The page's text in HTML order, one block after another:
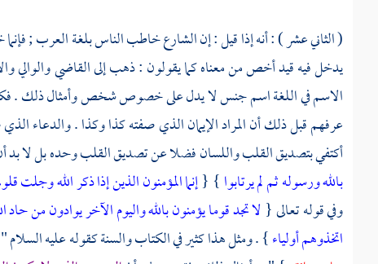
( الثاني عشر ) : أنه إذا قيل : إن الشارع خاطب الناس بلغةالعرب;
يدخل فيه قيد أخص من معناه كما يقولون : ذهب إلى القاضي والوالي
الاسم في اللغة اسم جنس لا يدل على خصوص شخص وأمثال ذلك . فكذلك
عرفهم قبل ذلك أن المراد الإيمان الذي صفته كذا وكذا . والدعاء
أكتفي بتصديق القلب واللسان فضلا عن تصديق القلب وحده بل لا بد
بالله ورسوله ثم لم يرتابوا} {إنما المؤمنون الذين إذا ذكر الله وجلت
وفي قوله تعالى {لا تجد قوما يؤمنون بالله واليوم الآخر يوادون من حاد
اتخذوهم أولياء} . ومثل هذا كثير في الكتاب والسنة كقوله عليه